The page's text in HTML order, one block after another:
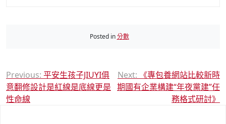
Posted in分數
文
章
導
Previous: 平安生孩子JIUYI俱
意翻修設計是紅線是底線更是
性命線
Next: 《專包養網站比較新時
期國有企業構建“年夜黨建”任
務格式研討》